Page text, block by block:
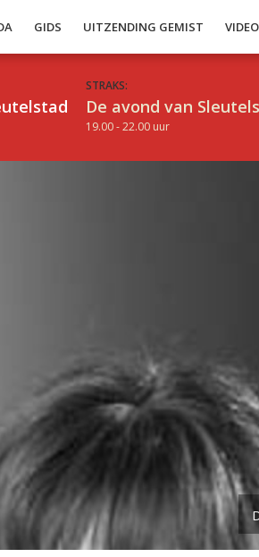
GIDS UITZENDING GEMIST
STRAKS:
De avond van
19.00 - 22.00 uur